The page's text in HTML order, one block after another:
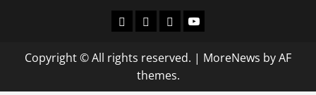
Departamental
Nacionales
Internacional
Canal
Copyright © All rights reserved. | MoreNews by AF
themes.